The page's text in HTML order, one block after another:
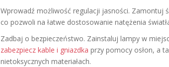
Wprowadź możliwość regulacji jasności. Zamontuj
co pozwoli na łatwe dostosowanie natężenia
Zadbaj o bezpieczeństwo. Zainstaluj lampy w
zabezpiecz kable i gniazdka przy pomocy osłon, a
nietoksycznych materiałach.